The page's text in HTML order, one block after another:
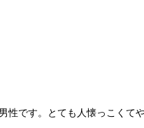
性です。とても人懐っこくて